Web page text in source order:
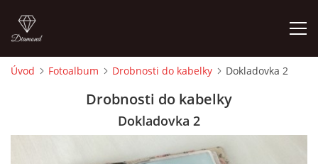
Úvod Fotoalbum Drobnosti do kabelky Dokladovka 2
Drobnosti do kabelky
Dokladovka 2